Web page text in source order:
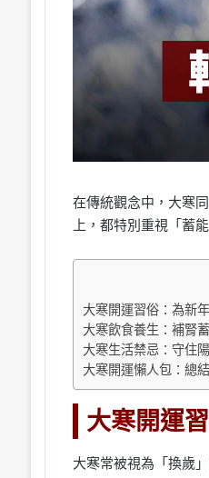
在傳統觀念中，大寒
上，都特別重視「蓄
大寒開運習俗：為新
大寒飲食養生：補腎
大寒生活禁忌：守住
大寒開運懶人包：總結
大寒開運
大寒常被視為「換歲